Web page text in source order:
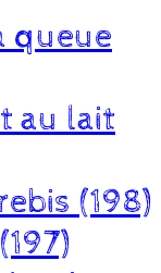
queue
au lait
(198)